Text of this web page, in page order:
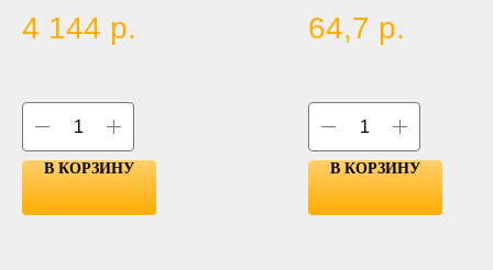
H15, 9005, 9006, 880/881)
4 144 р.
В КОРЗИНУ
64,7 р.
В КОРЗИНУ